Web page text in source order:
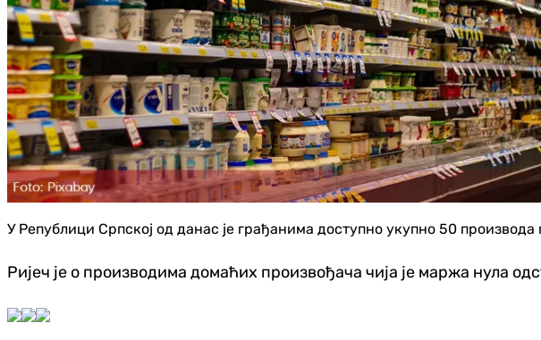
У Републици Српској од данас је грађанима доступно укупно 50
Ријеч је о производима домаћих произвођача чија је маржа нула